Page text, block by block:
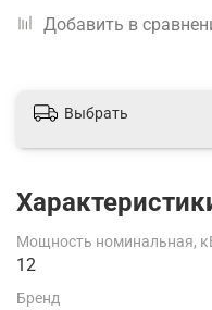
Добавить в
Выбрать
Мощность номинальная,
12
Бренд